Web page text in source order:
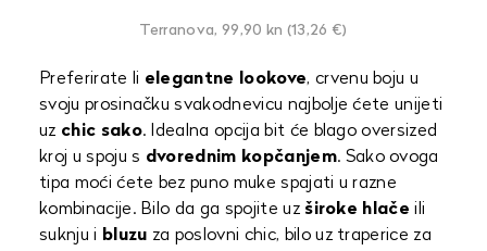
Terranova, 99,90 kn (13,26 €)
Preferirate li elegantne lookove, crvenu boju u
svoju prosinačku svakodnevicu najbolje ćete unijeti
uz chic sako. Idealna opcija bit će blago oversized
kroj u spoju s dvorednim kopčanjem. Sako ovoga
tipa moći ćete bez puno muke spajati u razne
kombinacije. Bilo da ga spojite uzširoke hlače ili
suknju i bluzu za poslovni chic, bilo uz traperice za